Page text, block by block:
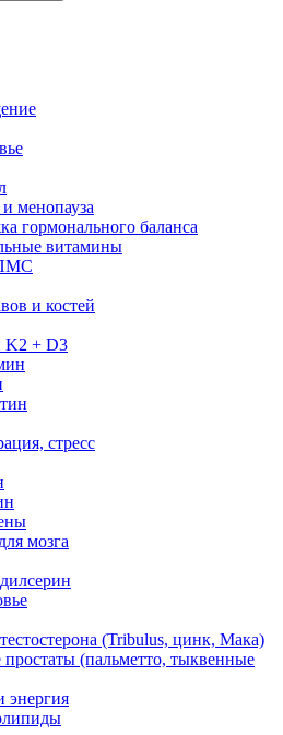
менопауза
гормонального баланса
витамины
и костей
K2 + D3
стресс
мозга
(Tribulus, цинк, Мака)
простаты (пальметто, тыквенные
энергия